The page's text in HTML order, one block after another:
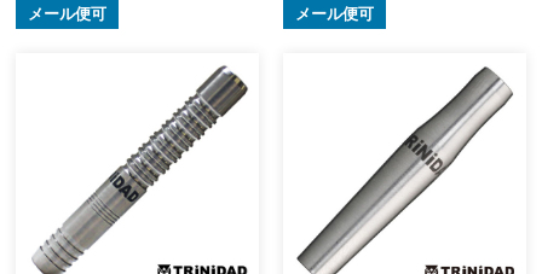
メール便可 メール便可